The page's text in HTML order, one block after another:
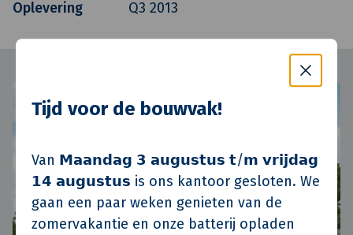
Tijd voor de bouwvak!
Van 𝗠𝗮𝗮𝗻𝗱𝗮𝗴 𝟯 𝗮𝘂𝗴𝘂𝘀𝘁𝘂𝘀 𝘁/𝗺 𝘃𝗿𝗶𝗷𝗱𝗮𝗴
𝟭𝟰 𝗮𝘂𝗴𝘂𝘀𝘁𝘂𝘀 is ons kantoor gesloten. We
gaan een paar weken genieten van de
zomervakantie en onze batterij opladen
Oplevering
Q3 2013